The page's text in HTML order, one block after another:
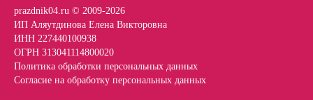
prazdnik04.ru © 2009-2026
ИП Аляутдинова Елена Викторовна
ИНН 227440100938
ОГРН 313041114800020
Политика обработки персональных данных
Согласие на обработку персональных данных